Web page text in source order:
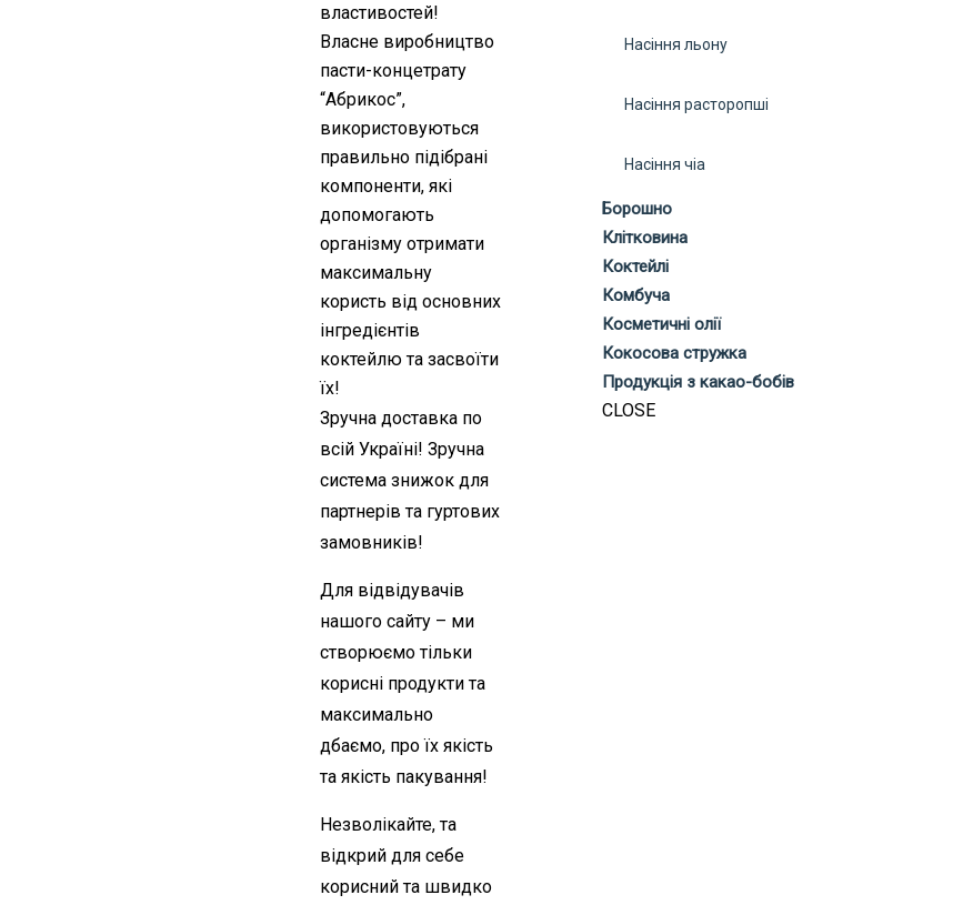
властивостей!
Власне виробництво
пасти-концетрату
“Абрикос”,
використовуються
правильно підібрані
компоненти, які
допомогають
організму отримати
максимальну
користь від основних
інгредієнтів
коктейлю та засвоїти
їх!
Зручна доставка по
всій Україні! Зручна
система знижок для
партнерів та гуртових
замовників!
Для відвідувачів
нашого сайту – ми
створюємо тільки
корисні продукти та
максимально
дбаємо, про їх якість
та якість пакування!
Незволікайте, та
відкрий для себе
корисний та швидко
Насіння льону
Насіння расторопші
Насіння чіа
Борошно
Клітковина
Коктейлі
Комбуча
Косметичні олії
Кокосова стружка
Продукція з какао-бобів
CLOSE